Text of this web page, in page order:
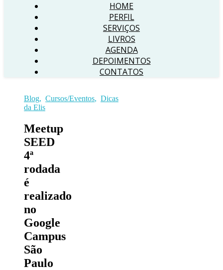
HOME
PERFIL
SERVIÇOS
LIVROS
AGENDA
DEPOIMENTOS
CONTATOS
Blog, Cursos/Eventos, Dicas
da Elis
Meetup
SEED
4ª
rodada
é
realizado
no
Google
Campus
São
Paulo